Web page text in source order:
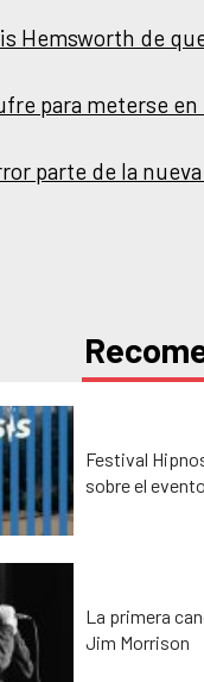
Hemsworth de
para meterse en
parte de la
Festival
sobre el
La primera
Jim Morrison